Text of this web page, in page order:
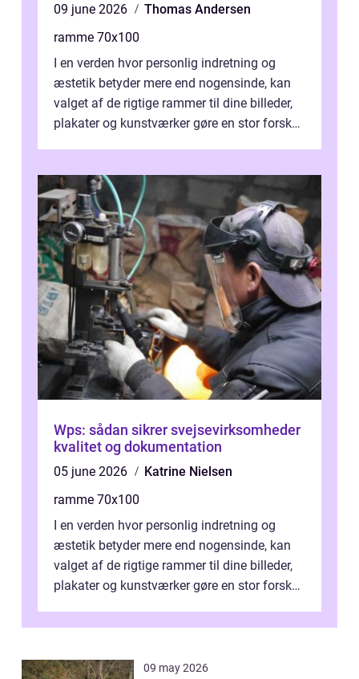
09 june 2026
Thomas Andersen
ramme 70x100
I en verden hvor personlig indretning og
æstetik betyder mere end nogensinde, kan
valget af de rigtige rammer til dine billeder,
plakater og kunstværker gøre en stor forskel.
Wps: sådan sikrer svejsevirksomheder
kvalitet og dokumentation
05 june 2026
Katrine Nielsen
ramme 70x100
I en verden hvor personlig indretning og
æstetik betyder mere end nogensinde, kan
valget af de rigtige rammer til dine billeder,
plakater og kunstværker gøre en stor forskel.
09 may 2026